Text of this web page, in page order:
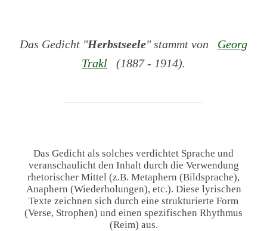
Das Gedicht "Herbstseele" stammt von
Georg
Trakl (1887 - 1914).
Das Gedicht als solches verdichtet Sprache und
veranschaulicht den Inhalt durch die Verwendung
rhetorischer Mittel (z.B. Metaphern (Bildsprache),
Anaphern (Wiederholungen), etc.). Diese lyrischen
Texte zeichnen sich durch eine strukturierte Form
(Verse, Strophen) und einen spezifischen Rhythmus
(Reim) aus.